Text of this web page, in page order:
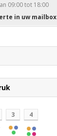
09:00 tot 18:00
in uw mailbox
3 4